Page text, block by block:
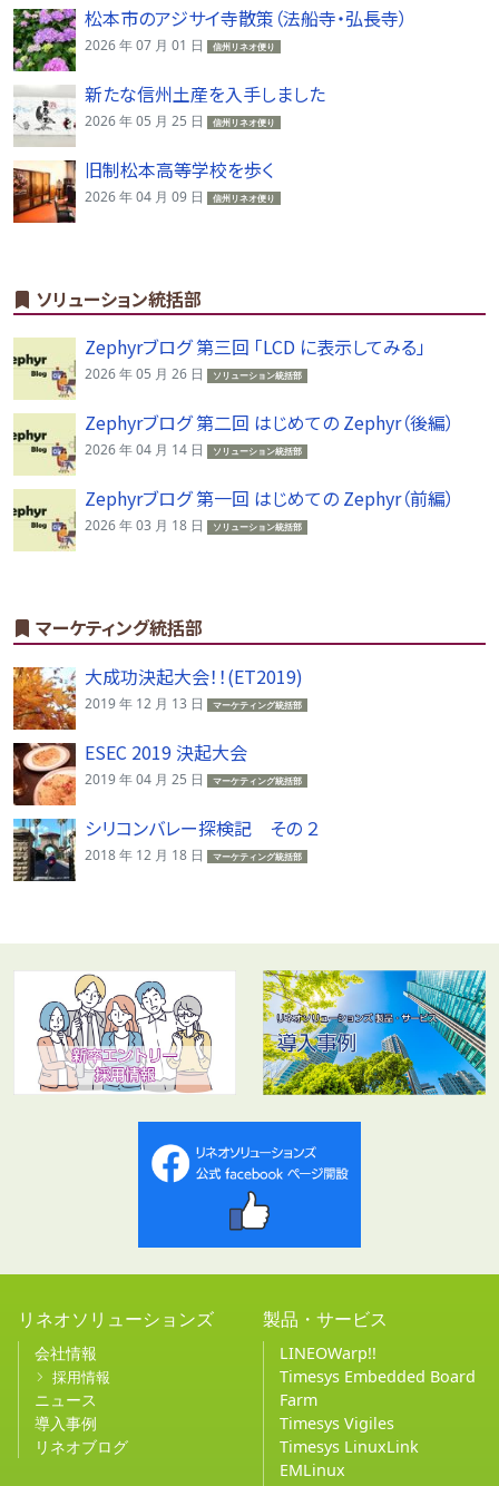
松本市のアジサイ寺散策（法船寺・弘長寺）
2026 年 07 月 01 日 信州リネオ便り
新たな信州土産を入手しました
2026 年 05 月 25 日 信州リネオ便り
旧制松本高等学校を歩く
2026 年 04 月 09 日 信州リネオ便り
ソリューション統括部
Zephyrブログ 第三回 「LCD に表示してみる」
2026 年 05 月 26 日 ソリューション統括部
Zephyrブログ 第二回 はじめての Zephyr（後編）
2026 年 04 月 14 日 ソリューション統括部
Zephyrブログ 第一回 はじめての Zephyr（前編）
2026 年 03 月 18 日 ソリューション統括部
マーケティング統括部
大成功決起大会！！(ET2019)
2019 年 12 月 13 日 マーケティング統括部
ESEC 2019 決起大会
2019 年 04 月 25 日 マーケティング統括部
シリコンバレー探検記 その ２
2018 年 12 月 18 日 マーケティング統括部
リネオソリューションズ
会社情報
採用情報
ニュース
導入事例
リネオブログ
製品・サービス
LINEOWarp!!
Timesys Embedded Board
Farm
Timesys Vigiles
Timesys LinuxLink
EMLinux